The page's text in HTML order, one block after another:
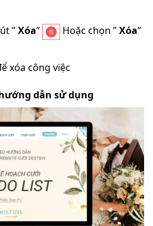
”Xóa” Hoặc chọn ”Xóa”
xóa công việc
dẫn sử dụng